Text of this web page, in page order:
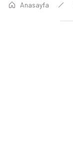
Anasayfa